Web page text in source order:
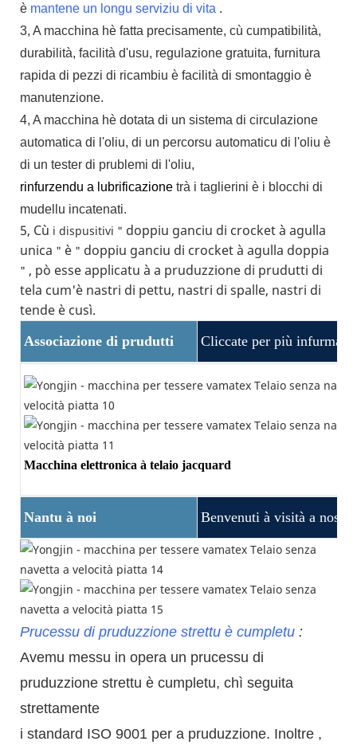
è mantene un longu serviziu di vita .
3, A macchina hè fatta precisamente, cù cumpatibilità,
durabilità, facilità d'usu, regulazione gratuita, furnitura
rapida di pezzi di ricambiu è facilità di smontaggio è
manutenzione.
4, A macchina hè dotata di un sistema di circulazione
automatica di l'oliu, di un percorsu automaticu di l'oliu è
di un tester di prublemi di l'oliu,
rinfurzendu a lubrificazione trà i taglierini è i blocchi di
mudellu incatenati.
5, Cù i dispusitivi " doppiu ganciu di crocket à agulla
unica " è " doppiu ganciu di crocket à agulla doppia
" , pò esse applicatu à a pruduzzione di prudutti di
tela cum'è nastri di pettu, nastri di spalle, nastri di
tende è cusì.
Associazione di prudutti Cliccate per più
Macchina elettronica à telaio jacquard
Nantu à noi Benvenuti à visità a
Prucessu di pruduzzione strettu è cumpletu :
Avemu messu in opera un prucessu di
pruduzzione strettu è cumpletu, chì seguita
strettamente
i standard ISO 9001 per a pruduzzione. Inoltre ,